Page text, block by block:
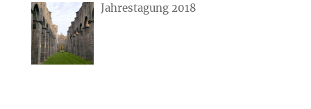
Jahrestagung 2018